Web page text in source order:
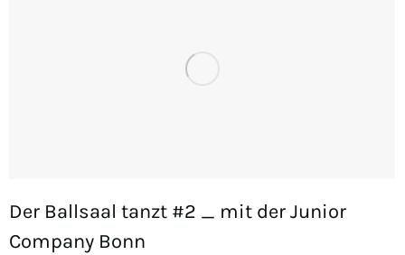
Der Ballsaal tanzt #2 _ mit der Junior
Company Bonn